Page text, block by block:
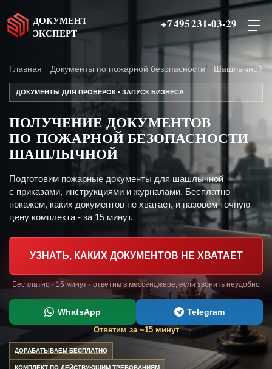
ДОКУМЕНТ
ЭКСПЕРТ
+7 495 231-03-29
Главная Документы по пожарной безопасности Шашлычной
ДОКУМЕНТЫ ДЛЯ ПРОВЕРОК • ЗАПУСК БИЗНЕСА
ПОЛУЧЕНИЕ ДОКУМЕНТОВ
ПО ПОЖАРНОЙ БЕЗОПАСНОСТИ
ШАШЛЫЧНОЙ
Подготовим пожарные документы для шашлычной
с приказами, инструкциями и журналами. Бесплатно
покажем, каких документов не хватает, и назовём точную
цену комплекта - за 15 минут.
УЗНАТЬ, КАКИХ ДОКУМЕНТОВ НЕ ХВАТАЕТ
Бесплатно · 15 минут · ответим в мессенджере, если звонить неудобно
WhatsApp Telegram
Ответим за ~15 минут
ДОРАБАТЫВАЕМ БЕСПЛАТНО
КОМПЛЕКТ ПО ДЕЙСТВУЮЩИМ ТРЕБОВАНИЯМ